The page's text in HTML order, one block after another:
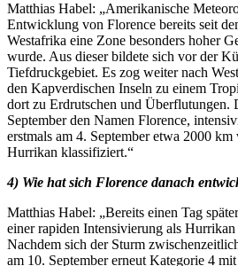
Matthias Habel: „Amerikanische
Entwicklung von Florence bereits seit
Westafrika eine Zone besonders hoher
wurde. Aus dieser bildete sich vor der
Tiefdruckgebiet. Es zog weiter nach
den Kapverdischen Inseln zu einem
dort zu Erdrutschen und Überflutungen.
September den Namen Florence,
erstmals am 4. September etwa 2000
Hurrikan klassifiziert.“
4) Wie hat sich Florence danach
Matthias Habel: „Bereits einen Tag
einer rapiden Intensivierung als
Nachdem sich der Sturm
am 10. September erneut Kategorie 4